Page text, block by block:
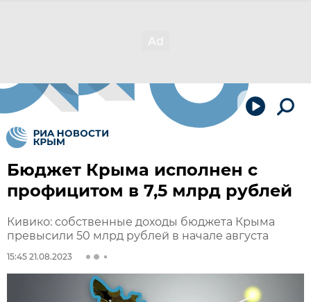
Бюджет Крыма исполнен с
профицитом в 7,5 млрд рублей
Кивико: собственные доходы бюджета Крыма
превысили 50 млрд рублей в начале августа
15:45 21.08.2023